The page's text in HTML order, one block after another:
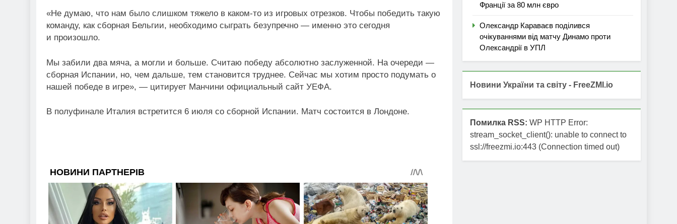
«Не думаю, что нам было слишком тяжело в каком-то из игровых отрезков. Чтобы победить такую
команду, как сборная Бельгии, необходимо сыграть безупречно — именно это сегодня
и произошло.
Мы забили два мяча, а могли и больше. Считаю победу абсолютно заслуженной. На очереди —
сборная Испании, но, чем дальше, тем становится труднее. Сейчас мы хотим просто подумать о
нашей победе в игре», — цитирует Манчини официальный сайт УЕФА.
В полуфинале Италия встретится 6 июля со сборной Испании. Матч состоится в Лондоне.
Франції за 80 млн євро
Олександр Караваєв поділився
очікуваннями від матчу Динамо проти
Олександрії в УПЛ
Новини України та світу - FreeZMI.io
Помилка RSS: WP HTTP Error:
stream_socket_client(): unable to connect to
ssl://freezmi.io:443 (Connection timed out)